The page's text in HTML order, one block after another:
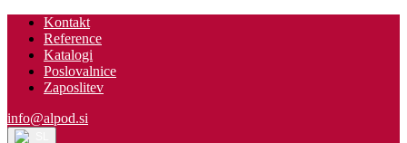
Kontakt
Reference
Katalogi
Poslovalnice
Zaposlitev
info@alpod.si